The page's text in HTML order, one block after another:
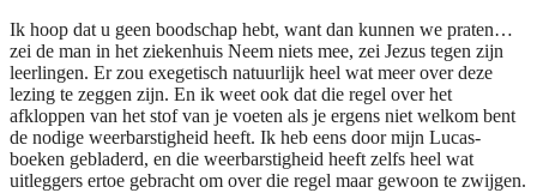
Ik hoop dat u geen boodschap hebt, want dan kunnen we praten…
zei de man in het ziekenhuis Neem niets mee, zei Jezus tegen zijn
leerlingen. Er zou exegetisch natuurlijk heel wat meer over deze
lezing te zeggen zijn. En ik weet ook dat die regel over het
afkloppen van het stof van je voeten als je ergens niet welkom bent
de nodige weerbarstigheid heeft. Ik heb eens door mijn Lucas-
boeken gebladerd, en die weerbarstigheid heeft zelfs heel wat
uitleggers ertoe gebracht om over die regel maar gewoon te zwijgen.